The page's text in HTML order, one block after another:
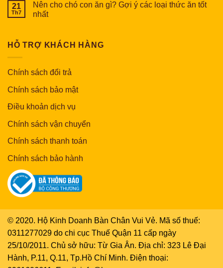
21
Th7
Nên cho chó con ăn gì? Gợi ý các loại thức ăn tốt
nhất
HỖ TRỢ KHÁCH HÀNG
Chính sách đổi trả
Chính sách bảo mật
Điều khoản dịch vụ
Chính sách vận chuyển
Chính sách thanh toán
Chính sách bảo hành
© 2020. Hộ Kinh Doanh Bàn Chân Vui Vẻ. Mã số thuế:
0311277029 do chi cục Thuế Quận 11 cấp ngày
25/10/2011. Chủ sở hữu: Từ Gia Ân. Địa chỉ: 323 Lê Đại
Hành, P.11, Q.11, Tp.Hồ Chí Minh. Điện thoại: